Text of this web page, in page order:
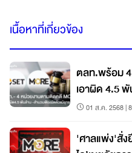
เนื้อหาที่เกี่ยวข้อง
ตลท.พร้อม
เอาผิด 4.5
กระทำผิดแม้
01 ส.ค. 2568 |
'ศาลแพ่ง'สั่ง